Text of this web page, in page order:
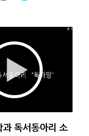
과 독서동아리 소